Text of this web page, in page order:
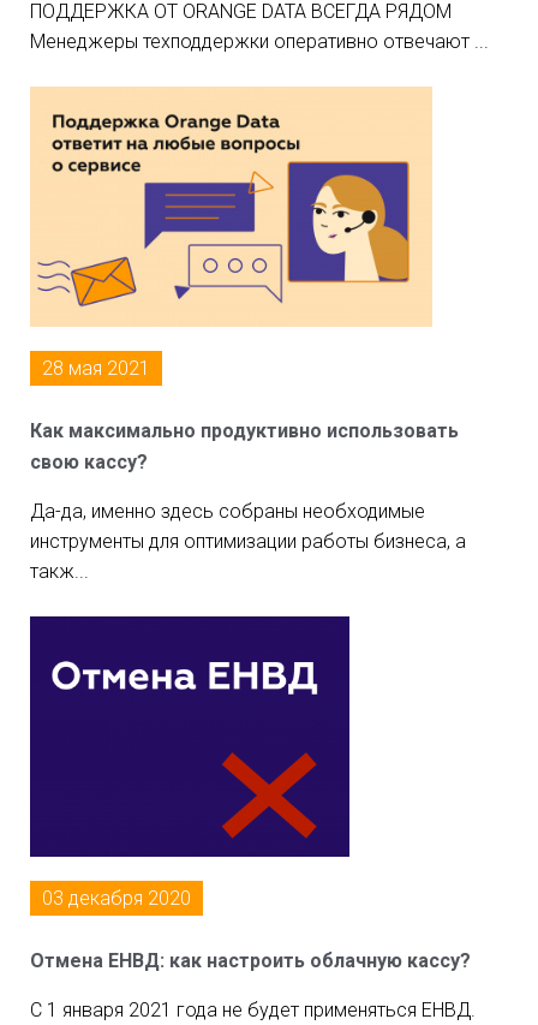
ПОДДЕРЖКА ОТ ORANGE DATA ВСЕГДА РЯДОМ
Менеджеры техподдержки оперативно отвечают ...
28 мая 2021
Как максимально продуктивно использовать
свою кассу?
Да-да, именно здесь собраны необходимые
инструменты для оптимизации работы бизнеса, а
такж...
03 декабря 2020
Отмена ЕНВД: как настроить облачную кассу?
С 1 января 2021 года не будет применяться ЕНВД.